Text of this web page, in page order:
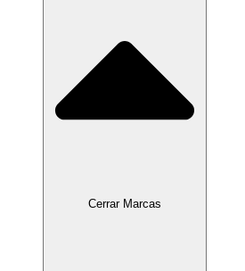
Cerrar Marcas